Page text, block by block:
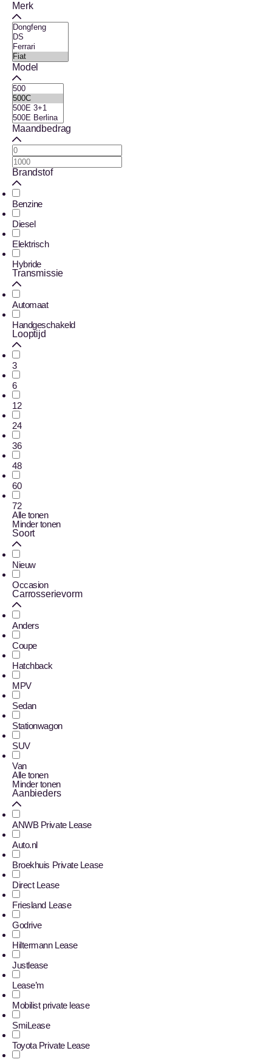
Merk
Model
Maandbedrag
Brandstof
Benzine
Diesel
Elektrisch
Hybride
Transmissie
Automaat
Handgeschakeld
Looptijd
3
6
12
24
36
48
60
72
Alle tonen
Minder tonen
Soort
Nieuw
Occasion
Carrosserievorm
Anders
Coupe
Hatchback
MPV
Sedan
Stationwagon
SUV
Van
Alle tonen
Minder tonen
Aanbieders
ANWB Private Lease
Auto.nl
Broekhuis Private Lease
Direct Lease
Friesland Lease
Godrive
Hiltermann Lease
Justlease
Lease’m
Mobilist private lease
SmiLease
Toyota Private Lease